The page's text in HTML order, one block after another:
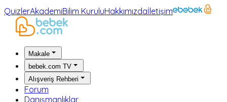
QuizlerAkademiBilim KuruluHakkımızdaİletişim
Makale
bebek.com TV
Alışveriş Rehberi
Forum
Danışmanlıklar